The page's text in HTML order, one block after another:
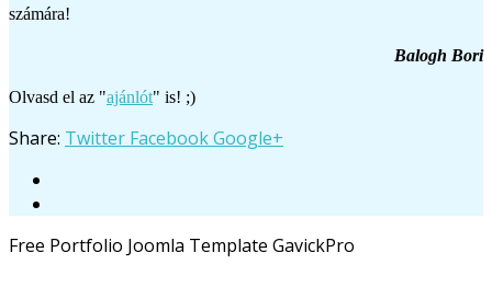
számára!
Balogh Bori
Olvasd el az "ajánlót" is! ;)
Share: Twitter FacebookGoogle+
Free Portfolio Joomla Template GavickPro